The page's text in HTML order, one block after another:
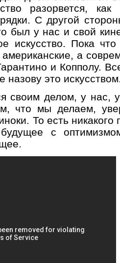
разорвется,
С другой
был у нас и свой
искусство. Пока
а
и Копполу.
назову это
своим делом, у нас,
что мы делаем,
То есть
с